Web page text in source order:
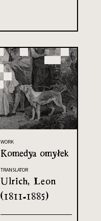
WORK
Komedya omyłek
TRANSLATOR
Ulrich, Leon
(1811-1885)